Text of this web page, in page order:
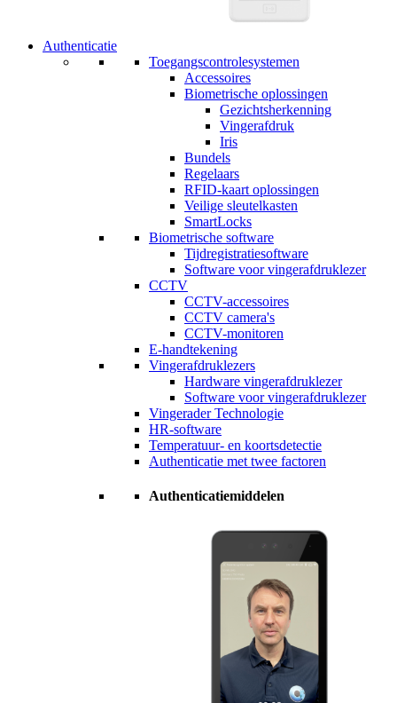
Authenticatie
Toegangscontrolesystemen
Accessoires
Biometrische oplossingen
Gezichtsherkenning
Vingerafdruk
Iris
Bundels
Regelaars
RFID-kaart oplossingen
Veilige sleutelkasten
SmartLocks
Biometrische software
Tijdregistratiesoftware
Software voor vingerafdruklezer
CCTV
CCTV-accessoires
CCTV camera's
CCTV-monitoren
E-handtekening
Vingerafdruklezers
Hardware vingerafdruklezer
Software voor vingerafdruklezer
Vingerader Technologie
HR-software
Temperatuur- en koortsdetectie
Authenticatie met twee factoren
Authenticatiemiddelen